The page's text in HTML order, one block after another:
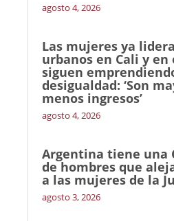
agosto 4, 2026
Las mujeres ya
urbanos en Cali y en
siguen
desigualdad: ‘Son
menos ingresos’
agosto 4, 2026
Argentina tiene una
de hombres que
a las mujeres de la
agosto 3, 2026